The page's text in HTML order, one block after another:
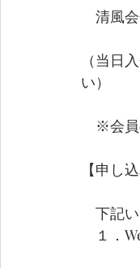
清風会
（当日
い）
※会員
【申し
下記い
１．